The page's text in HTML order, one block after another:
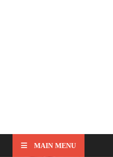
MAIN MENU